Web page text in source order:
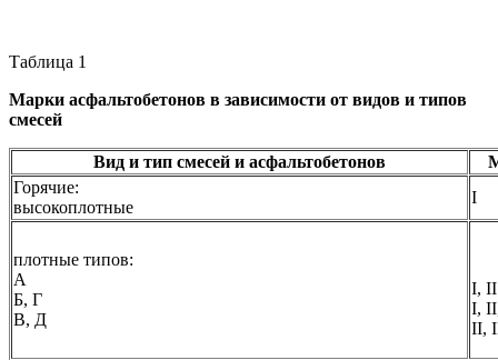
Таблица 1
Марки асфальтобетонов в зависимости от видов и типов
смесей
Вид и тип смесей и асфальтобетонов
Горячие:
высокоплотные
I
плотные типов:
А
Б, Г
В, Д
I, II
I,
II,